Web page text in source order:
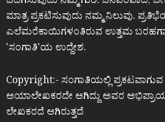
ಮಾತ್ರ ಪ್ರಕಟಿಸುವುದು ನಮ್ಮ ನಿಲುವು.
ಎಲೆಮರೆಕಾಯಿಗಳಂತಿರುವ ಉತ್ತಮ
ʼಸಂಗಾತಿʼಯ ಉದ್ದೇಶ.
Copyright:- ಸಂಗಾತಿಯಲ್ಲಿ ಪ್ರಕಟವಾಗುವ
ಆಯಾಲೇಖಕರದೇ ಆಗಿದ್ದು ಅವರ
ಲೇಖಕರದೆ ಆಗಿರುತ್ತದೆ